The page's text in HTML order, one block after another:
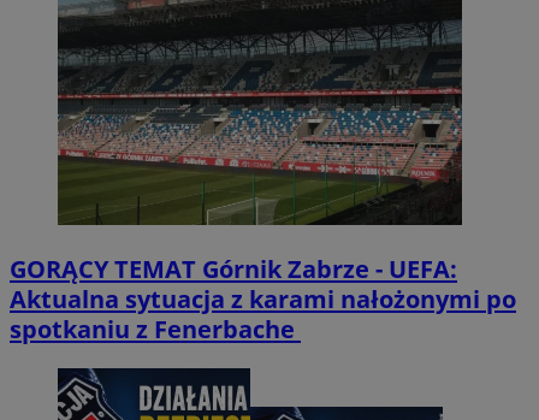
GORĄCY TEMAT Górnik Zabrze - UEFA:
Aktualna sytuacja z karami nałożonymi po
spotkaniu z Fenerbache